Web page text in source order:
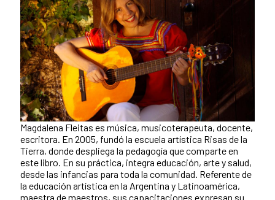
Magdalena Fleitas es música, musicoterapeuta, docente,
escritora. En 2005, fundó la escuela artística Risas de la
Tierra, donde despliega la pedagogía que comparte en
este libro. En su práctica, integra educación, arte y salud,
desde las infancias para toda la comunidad. Referente de
la educación artística en la Argentina y Latinoamérica,
maestra de maestros, sus capacitaciones expresan su